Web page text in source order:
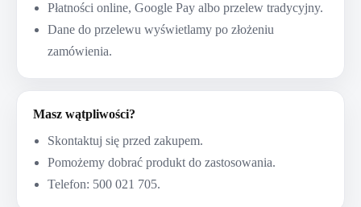
Płatności online, Google Pay albo przelew tradycyjny.
Dane do przelewu wyświetlamy po złożeniu
zamówienia.
Masz wątpliwości?
Skontaktuj się przed zakupem.
Pomożemy dobrać produkt do zastosowania.
Telefon: 500 021 705.